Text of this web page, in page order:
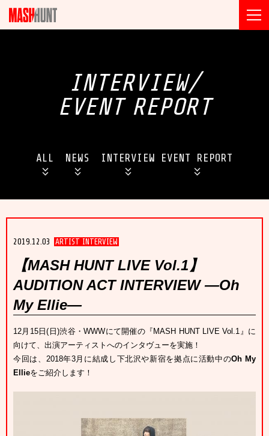
INTERVIEW/
EVENT REPORT
ALL NEWS INTERVIEW EVENT REPORT
2019.12.03 ARTIST INTERVIEW
【MASH HUNT LIVE Vol.1】
AUDITION ACT INTERVIEW ―Oh
My Ellie―
12月 15日( 日 )渋谷・WWWにて開催の『 MASH HUNT LIVE Vol.1』に
向けて、出演アーティストへのインタヴューを実施！
今回は、2018年3月に結成し下北沢や新宿を拠点に活動中のOh My
Ellieをご紹介します！